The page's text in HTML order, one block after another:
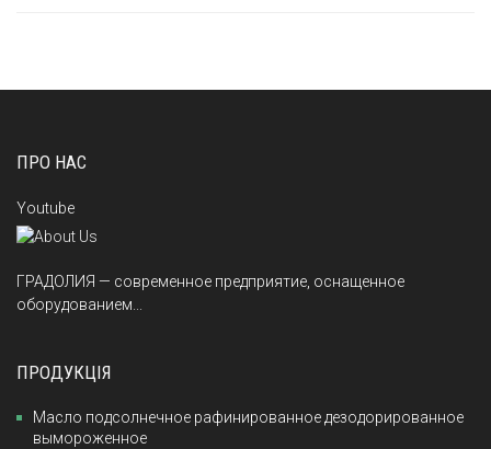
ПРО НАС
Youtube
ГРАДОЛИЯ — современное предприятие, оснащенное
оборудованием...
ПРОДУКЦІЯ
Масло подсолнечное рафинированное дезодорированное
вымороженное